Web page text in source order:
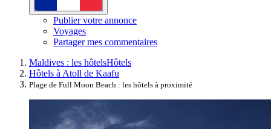
Publier votre annonce
Voyages
Partager mes commentaires
Maldives : les hôtelsHôtels
Hôtels à Atoll de Kaafu
Plage de Full Moon Beach : les hôtels à proximité